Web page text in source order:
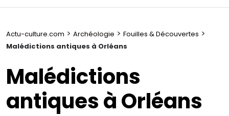
Actu-culture.com > Archéologie > Fouilles & Découvertes >
Malédictions antiques à Orléans
Malédictions
antiques à Orléans